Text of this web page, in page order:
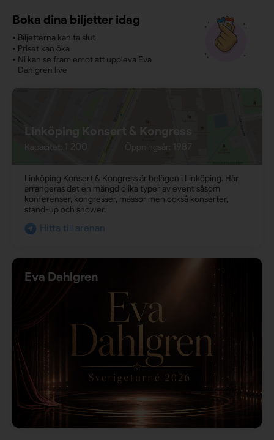
Boka dina biljetter idag
• Biljetterna kan ta slut
• Priset kan öka
• Ni kan se fram emot att uppleva Eva
Dahlgren live
Linköping Konsert & Kongress
Kapacitet: 1 200 1987
Linköping Konsert & Kongress är belägen i Linköping. Här
arrangeras det en mängd olika typer av event såsom
konferenser, kongresser, mässor men också konserter,
stand-up och shower.
Hitta till arenan
Eva Dahlgren